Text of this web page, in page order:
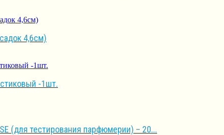
4,6см)
-1шт.
(для тестирования парфюмерии) – 20...